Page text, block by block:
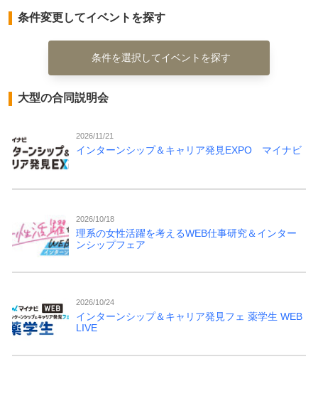
条件変更してイベントを探す
条件を選択してイベントを探す
大型の合同説明会
2026/11/21
インターンシップ＆キャリア発見EXPO マイナビ
2026/10/18
理系の女性活躍を考えるWEB仕事研究＆インター
ンシップフェア
2026/10/24
インターンシップ＆キャリア発見フェ 薬学生 WEB
LIVE